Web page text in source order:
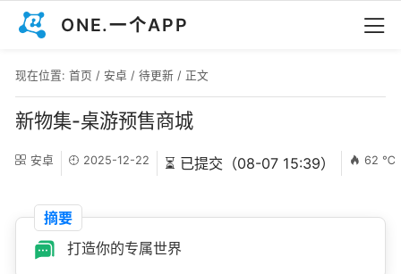
ONE.一个APP
现在位置: 首页 / 安卓 / 待更新 / 正文
新物集-桌游预售商城
安卓 2025-12-22 ⏳ 已提交（08-07 15:39） 62 ℃
摘要
打造你的专属世界